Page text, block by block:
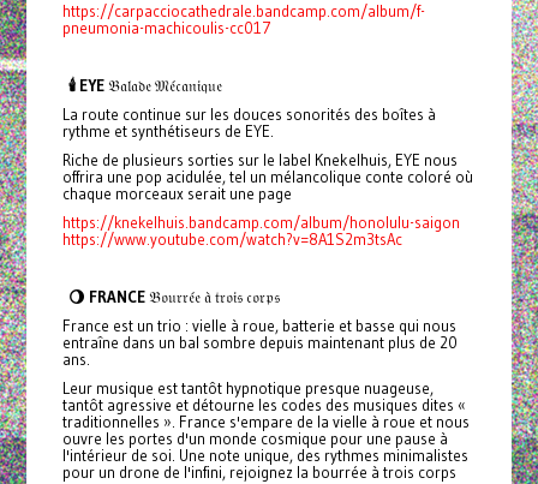
https://carpacciocathedrale.bandcamp.com/album/f-
pneumonia-machicoulis-cc017
🕯️ EYE𝔅𝔞𝔩𝔞𝔡𝔢 𝔐𝔢́𝔠𝔞𝔫𝔦𝔮𝔲𝔢
La route continue sur les douces sonorités des boîtes à
rythme et synthétiseurs de EYE.
Riche de plusieurs sorties sur le label Knekelhuis, EYE nous
offrira une pop acidulée, tel un mélancolique conte coloré où
chaque morceaux serait une page
https://knekelhuis.bandcamp.com/album/honolulu-saigon
https://www.youtube.com/watch?v=8A1S2m3tsAc
🌖 FRANCE𝔅𝔬𝔲𝔯𝔯𝔢́𝔢 𝔞̀ 𝔱𝔯𝔬𝔦𝔰 𝔠𝔬𝔯𝔭𝔰
France est un trio : vielle à roue, batterie et basse qui nous
entraîne dans un bal sombre depuis maintenant plus de 20
ans.
Leur musique est tantôt hypnotique presque nuageuse,
tantôt agressive et détourne les codes des musiques dites «
traditionnelles ». France s'empare de la vielle à roue et nous
ouvre les portes d'un monde cosmique pour une pause à
l'intérieur de soi. Une note unique, des rythmes minimalistes
pour un drone de l'infini, rejoignez la bourrée à trois corps